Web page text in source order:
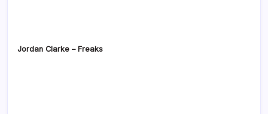
Jordan Clarke – Freaks